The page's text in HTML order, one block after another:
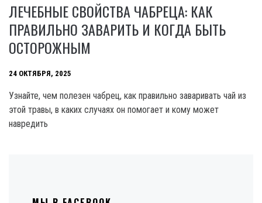
ЛЕЧЕБНЫЕ СВОЙСТВА ЧАБРЕЦА: КАК
ПРАВИЛЬНО ЗАВАРИТЬ И КОГДА БЫТЬ
ОСТОРОЖНЫМ
24 ОКТЯБРЯ, 2025
Узнайте, чем полезен чабрец, как правильно заваривать чай из
этой травы, в каких случаях он помогает и кому может
навредить